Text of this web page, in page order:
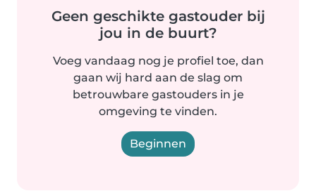
Geen geschikte gastouder bij
jou in de buurt?
Voeg vandaag nog je profiel toe, dan
gaan wij hard aan de slag om
betrouwbare gastouders in je
omgeving te vinden.
Beginnen